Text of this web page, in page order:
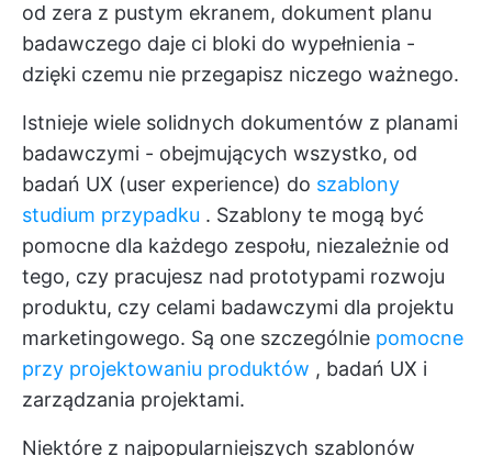
od zera z pustym ekranem, dokument planu
badawczego daje ci bloki do wypełnienia -
dzięki czemu nie przegapisz niczego ważnego.
Istnieje wiele solidnych dokumentów z planami
badawczymi - obejmujących wszystko, od
badań UX (user experience) do szablony
studium przypadku . Szablony te mogą być
pomocne dla każdego zespołu, niezależnie od
tego, czy pracujesz nad prototypami rozwoju
produktu, czy celami badawczymi dla projektu
marketingowego. Są one szczególnie pomocne
przy projektowaniu produktów , badań UX i
zarządzania projektami.
Niektóre z najpopularniejszych szablonów